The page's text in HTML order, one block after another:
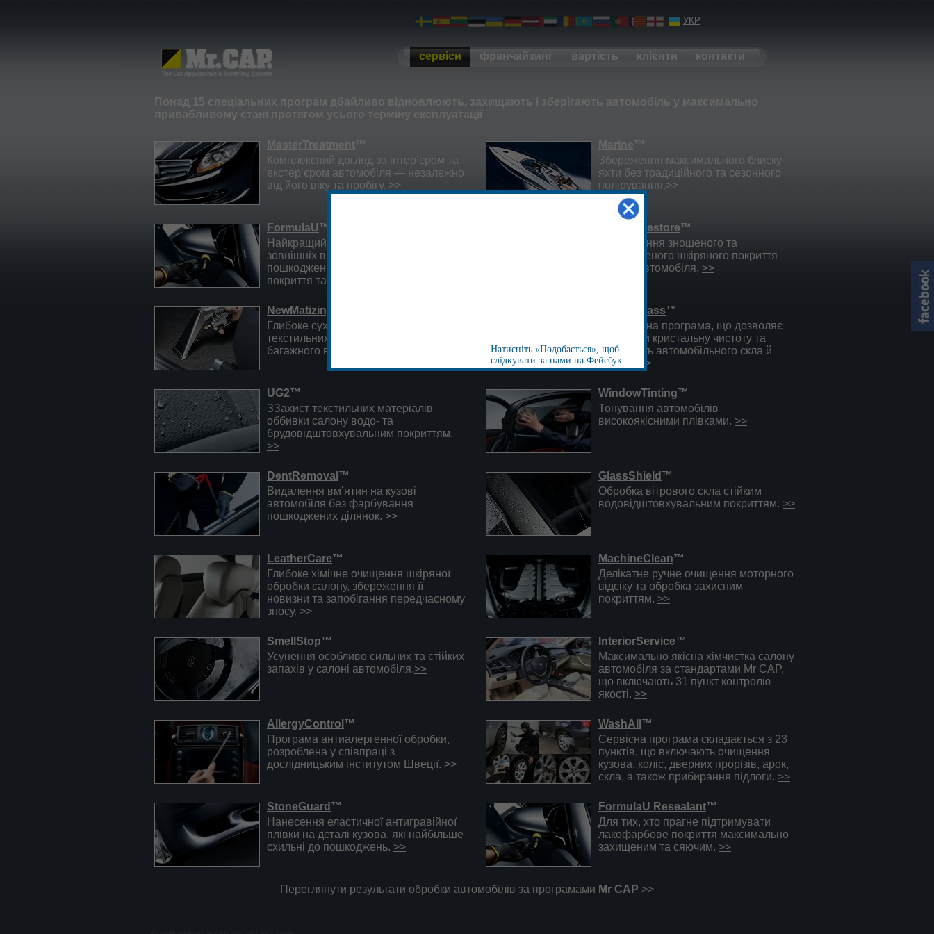
УКР
сервіси франчайзинг вартість клієнти контакти
Понад 15 спеціальних програм дбайливо відновлюють, захищають і зберігають автомобіль у максимально
привабливому стані протягом усього терміну експлуатації
MasterTreatment™
Комплексний догляд за інтер’єром та
екстер’єром автомобіля — незалежно
від його віку та пробігу. >>
Marine™
Збереження максимального блиску
яхти без традиційного та сезонного
полірування.>>
FormulaU™
Найкращий захист автомобіля від
зовнішніх впливів, що призводять до
пошкодження лакофарбового
покриття та втрати глянцю.
LeatherRestore™
Відновлення зношеного та
пошкодженого шкіряного покриття
салону автомобіля. >>
NewMatizing
Глибоке сухе хімічне очищення
текстильних елементів салону та
багажного відділення автомобіля.
CrystalGlass™
Спеціальна програма, що дозволяє
відновити кристальну чистоту та
прозорість автомобільного скла й
оптики.
>>
UG2™
ЗЗахист текстильних матеріалів
оббивки салону водо- та
брудовідштовхувальним покриттям.
>>
WindowTinting™
Тонування автомобілів
високоякісними плівками. >>
DentRemoval ™
Видалення вм’ятин на кузові
автомобіля без фарбування
пошкоджених ділянок. >>
GlassShield ™
Обробка вітрового скла стійким
водовідштовхувальним покриттям. >>
LeatherCare™
Глибоке хімічне очищення шкіряної
обробки салону, збереження її
новизни та запобігання передчасному
зносу. >>
MachineClean™
Делікатне ручне очищення моторного
відсіку та обробка захисним
покриттям. >>
SmellStop™
Усунення особливо сильних та стійких
запахів у салоні автомобіля.>>
InteriorService™
Максимально якісна хімчистка салону
автомобіля за стандартами Mr CAP,
що включають 31 пункт контролю
якості. >>
AllergyControl ™
Програма антиалергенної обробки,
розроблена у співпраці з
дослідницьким інститутом Швеції. >>
WashAll ™
Сервісна програма складається з 23
пунктів, що включають очищення
кузова, коліс, дверних прорізів, арок,
скла, а також прибирання підлоги. >>
StoneGuard ™
Нанесення еластичної антигравійної
плівки на деталі кузова, які найбільше
схильні до пошкоджень. >>
FormulaU Resealant™
Для тих, хто прагне підтримувати
лакофарбове покриття максимально
захищеним та сяючим. >>
Переглянути результати обробки автомобілів за програмами Mr CAP >>
Натисніть «Подобається», щоб
слідкувати за нами на Фейсбук.